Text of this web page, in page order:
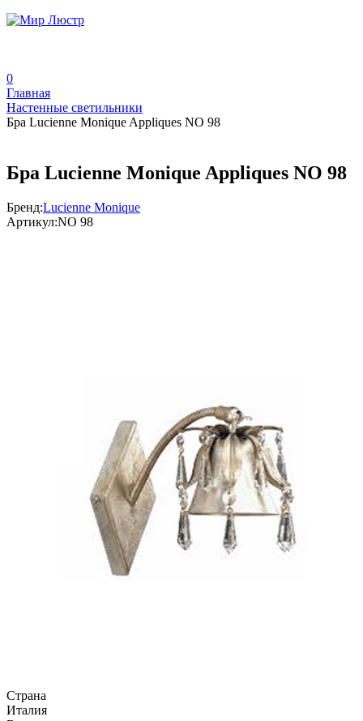
0
Главная
Настенные светильники
Бра Lucienne Monique Appliques NO 98
Бра Lucienne Monique Appliques NO 98
Бренд:Lucienne Monique
Артикул:NO 98
Страна
Италия